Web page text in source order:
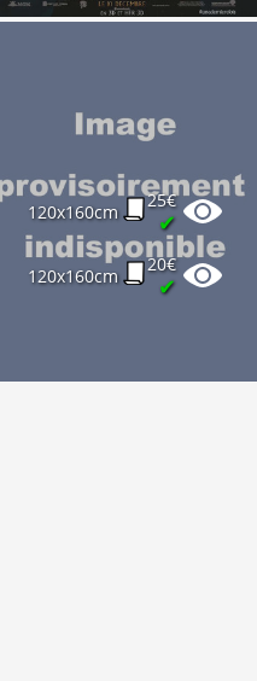
20€
✔
✔
40x60cm
10€
✔
120x160cm
25€
✔
120x160cm
20€
✔